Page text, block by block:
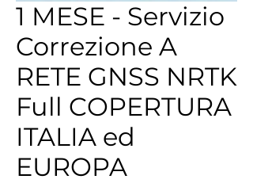
1 MESE - Servizio
Correzione A
RETE GNSS NRTK
Full COPERTURA
ITALIA ed
EUROPA